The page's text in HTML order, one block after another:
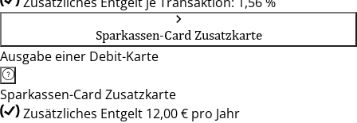
Sparkassen-Card Zusatzkarte
Ausgabe einer Debit-Karte
Sparkassen-Card Zusatzkarte
Zusätzliches Entgelt 12,00 € pro Jahr